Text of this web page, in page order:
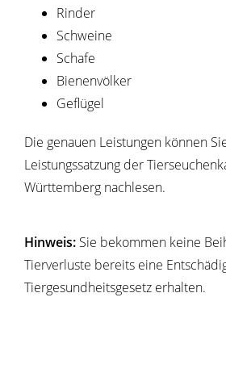
Rinder
Schweine
Schafe
Bienenvölker
Geflügel
Die genauen Leistungen können
Leistungssatzung der
Württemberg nachlesen.
Hinweis: Sie bekommen keine
Tierverluste bereits eine
Tiergesundheitsgesetz erhalten.